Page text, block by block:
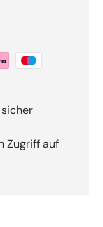
Zugriff auf